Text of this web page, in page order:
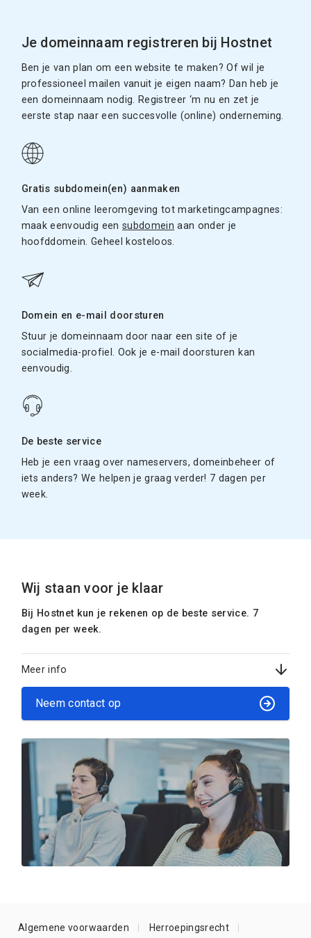
Je domeinnaam registreren bij Hostnet
Ben je van plan om een website te maken? Of wil je
professioneel mailen vanuit je eigen naam? Dan heb je
een domeinnaam nodig. Registreer ‘m nu en zet je
eerste stap naar een succesvolle (online) onderneming.
Gratis subdomein(en) aanmaken
Van een online leeromgeving tot marketingcampagnes:
maak eenvoudig eensubdomein aan onder je
hoofddomein. Geheel kosteloos.
Domein en e-mail doorsturen
Stuur je domeinnaam door naar een site of je
socialmedia-profiel. Ook je e-mail doorsturen kan
eenvoudig.
De beste service
Heb je een vraag over nameservers, domeinbeheer of
iets anders? We helpen je graag verder! 7 dagen per
week.
Wij staan voor je klaar
Bij Hostnet kun je rekenen op de beste service. 7
dagen per week.
Meer info
Neem contact op
Algemene voorwaarden Herroepingsrecht